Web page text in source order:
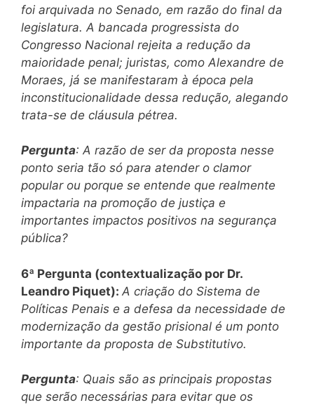
foi arquivada no Senado, em razão do final da
legislatura. A bancada progressista do
Congresso Nacional rejeita a redução da
maioridade penal; juristas, como Alexandre de
Moraes, já se manifestaram à época pela
inconstitucionalidade dessa redução, alegando
trata-se de cláusula pétrea.
Pergunta: A razão de ser da proposta nesse
ponto seria tão só para atender o clamor
popular ou porque se entende que realmente
impactaria na promoção de justiça e
importantes impactos positivos na segurança
pública?
6ª Pergunta (contextualização por Dr.
Leandro Piquet): A criação do Sistema de
Políticas Penais e a defesa da necessidade de
modernização da gestão prisional é um ponto
importante da proposta de Substitutivo.
Pergunta: Quais são as principais propostas
que serão necessárias para evitar que os